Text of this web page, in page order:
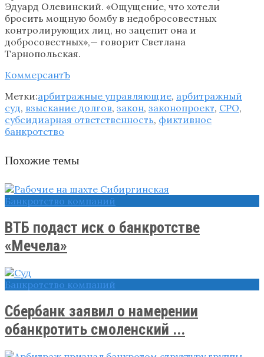
Эдуард Олевинский. «Ощущение, что хотели
бросить мощную бомбу в недобросовестных
контролирующих лиц, но зацепит она и
добросовестных»,— говорит Светлана
Тарнопольская.
КоммерсантЪ
Метки:арбитражные управляющие, арбитражный
суд, взыскание долгов, закон, законопроект, СРО,
субсидиарная ответственность, фиктивное
банкротство
Похожие темы
Банкротство компаний
ВТБ подаст иск о банкротстве
«Мечела»
Банкротство компаний
Сбербанк заявил о намерении
обанкротить смоленский ...